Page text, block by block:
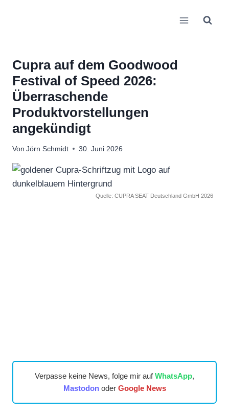
Cupra auf dem Goodwood
Festival of Speed 2026:
Überraschende
Produktvorstellungen
angekündigt
Von Jörn Schmidt 30. Juni 2026
Quelle: CUPRA SEAT Deutschland GmbH 2026
Verpasse keine News, folge mir aufWhatsApp,
Mastodonoder Google News